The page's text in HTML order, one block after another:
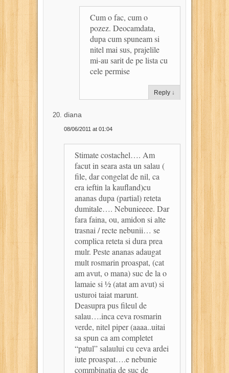
Cum o fac, cum o
pozez. Deocamdata,
dupa cum spuneam si
nitel mai sus, prajelile
mi-au sarit de pe lista cu
cele permise
Reply ↓
diana
08/06/2011 at 01:04
Stimate costachel…. Am
facut in seara asta un salau (
file, dar congelat de nil, ca
era ieftin la kaufland)cu
ananas dupa (partial) reteta
dumitale…. Nebunieeee. Dar
fara faina, ou, amidon si alte
trasnai / recte nebunii… se
complica reteta si dura prea
mulr. Peste ananas adaugat
mult rosmarin proaspat, (cat
am avut, o mana) suc de la o
lamaie si ½ (atat am avut) si
usturoi taiat marunt.
Deasupra pus fileul de
salau….inca ceva rosmarin
verde, nitel piper (aaaa..uitai
sa spun ca am completet
“patul” salaului cu ceva ardei
iute proaspat….e nebunie
commbinatia de suc de